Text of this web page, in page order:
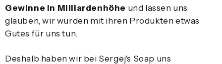
Gewinne in Milliardenhöhe und lassen uns
glauben, wir würden mit ihren Produkten etwas
Gutes für uns tun.
Deshalb haben wir bei Sergej's Soap uns